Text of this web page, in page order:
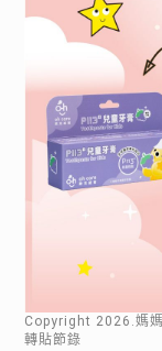
Copyright 2026 .媽
轉貼節錄